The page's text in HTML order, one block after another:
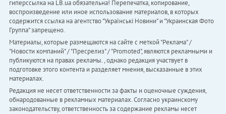
гиперссылка на LB.ua обязательна! Перепечатка, копирование,
воспроизведение или иное использование материалов, в которых
содержится ссылка на агентство "Українськi Новини" и "Украинская Фото
Группа" запрещено.
Материалы, которые размещаются на сайте с меткой "Реклама" /
"Новости компаний" / "Пресрелиз" / "Promoted", являются рекламными и
публикуются на правах рекламы. , однако редакция участвует в
подготовке этого контента и разделяет мнения, высказанные в этих
материалах.
Редакция не несет ответственности за факты и оценочные суждения,
обнародованные в рекламных материалах. Согласно украинскому
законодательству, ответственность за содержание рекламы несет